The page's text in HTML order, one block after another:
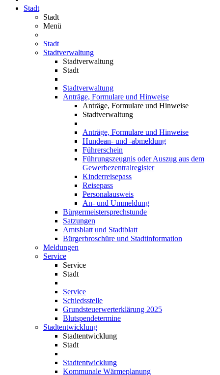
Stadt
Stadt
Menü
Stadt
Stadtverwaltung
Stadtverwaltung
Stadt
Stadtverwaltung
Anträge, Formulare und Hinweise
Anträge, Formulare und Hinweise
Stadtverwaltung
Anträge, Formulare und Hinweise
Hundean- und -abmeldung
Führerschein
Führungszeugnis oder Auszug aus dem
Gewerbezentralregister
Kinderreisepass
Reisepass
Personalausweis
An- und Ummeldung
Bürgermeistersprechstunde
Satzungen
Amtsblatt und Stadtblatt
Bürgerbroschüre und Stadtinformation
Meldungen
Service
Service
Stadt
Service
Schiedsstelle
Grundsteuerwerterklärung 2025
Blutspendetermine
Stadtentwicklung
Stadtentwicklung
Stadt
Stadtentwicklung
Kommunale Wärmeplanung